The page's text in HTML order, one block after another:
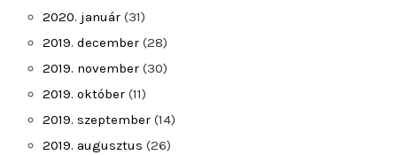
2020. január (31)
2019. december (28)
2019. november (30)
2019. október (11)
2019. szeptember (14)
2019. augusztus (26)